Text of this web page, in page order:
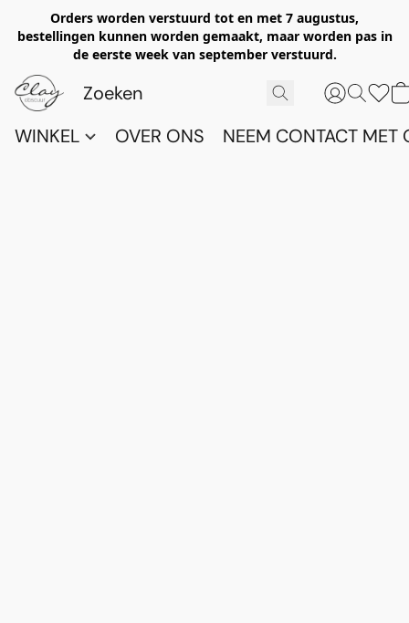
Orders worden verstuurd tot en met 7 augustus,
bestellingen kunnen worden gemaakt, maar worden pas in
de eerste week van september verstuurd.
WINKEL OVER ONS NEEM CONTACT MET